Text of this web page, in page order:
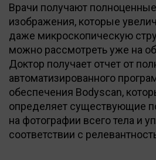
Врачи получают
изображения, которые
даже микроскопическую
можно рассмотреть уже на
Доктор получает отчет от
автоматизированного
обеспечения Bodyscan,
определяет существующие
на фотографии всего тела и
соответствии с